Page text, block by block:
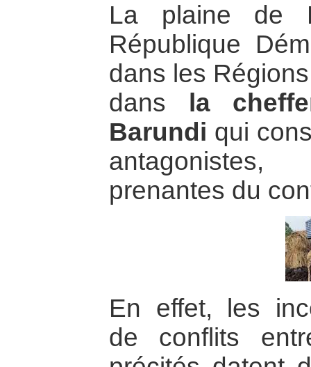
La plaine de
République
dans les
dans
la
Barundi qui
prenantes du
En effet, les
de conflits